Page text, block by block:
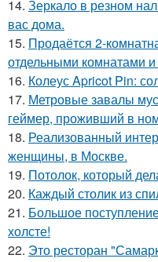
14. Зеркало в резном
вас дома.
15. Продаётся 2-
отдельными комнатами и
16. Колеус Apricot Pin:
17. Метровые завалы
геймер, проживший в
18. Реализованный
женщины, в Москве.
19. Потолок, который
20. Каждый столик из
21. Большое
холсте!
22. Это ресторан